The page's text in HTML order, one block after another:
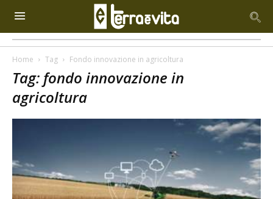
Home Tag Fondo innovazione in agricoltura
Tag: fondo innovazione in
agricoltura